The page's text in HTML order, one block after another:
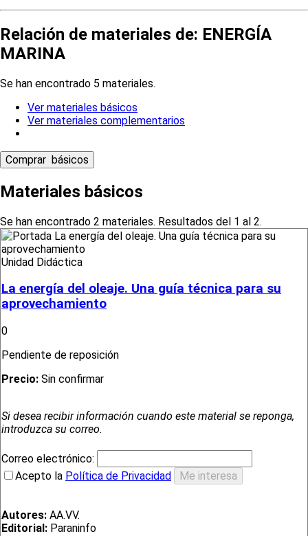
Relación de materiales de: ENERGÍA
MARINA
Se han encontrado 5 materiales.
Ver materiales básicos
Ver materiales complementarios
Materiales básicos
Se han encontrado 2 materiales. Resultados del 1 al 2.
Unidad Didáctica
La energía del oleaje. Una guía técnica para su
aprovechamiento
0
Pendiente de reposición
Precio: Sin confirmar
Si desea recibir información cuando este material se reponga,
introduzca su correo.
Correo electrónico:
Acepto la Política de Privacidad
Autores: AA.VV.
Editorial: Paraninfo